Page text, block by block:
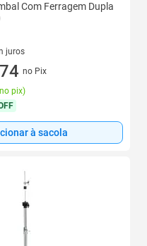
Com Ferragem Dupla
juros
jurosno Pix
pix)
à sacola